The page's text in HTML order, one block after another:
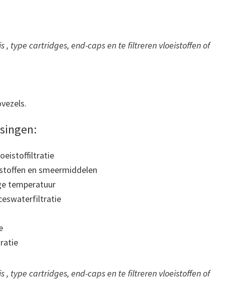
, type cartridges, end-caps en te filtreren vloeistoffen of
en smeermiddelen
temperatuur
, type cartridges, end-caps en te filtreren vloeistoffen of